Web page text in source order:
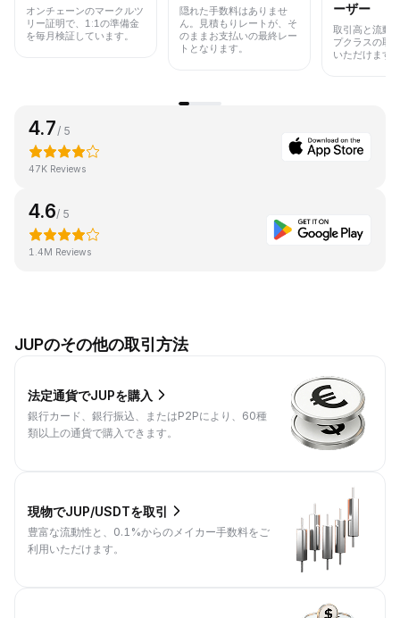
オンチェーンのマークルツ
リー証明で、1:1の準備金
を毎月検証しています。
隠れた手数料はありませ
ん。見積もりレートが、そ
のままお支払いの最終レー
トとなります。
ーザー
取引高と流動
プクラスの取
いただけます
4.7/ 5
47K Reviews
4.6/ 5
1.4M Reviews
JUPのその他の取引方法
法定通貨でJUPを購入
銀行カード、銀行振込、またはP2Pにより、60種
類以上の通貨で購入できます。
現物でJUP/USDTを取引
豊富な流動性と、0.1%からのメイカー手数料をご
利用いただけます。